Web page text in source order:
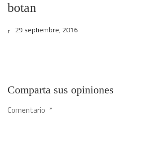
botan
29 septiembre, 2016
Comparta sus opiniones
Comentario *